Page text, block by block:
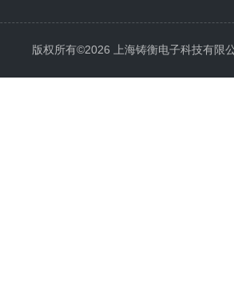
版权所有©2026 上海铸衡电子科技有